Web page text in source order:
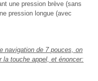
une pression brève (sans
pression longue (avec
navigation de 7 pouces, on
la touche appel, et énoncer: